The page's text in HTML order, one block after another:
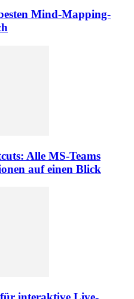
Mind-Mapping-
Alle MS-Teams
auf einen Blick